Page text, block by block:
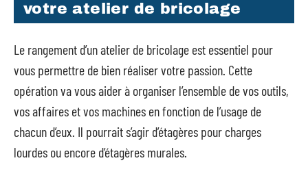
votre atelier de bricolage
Le rangement d’un atelier de bricolage est essentiel pour
vous permettre de bien réaliser votre passion. Cette
opération va vous aider à organiser l’ensemble de vos outils,
vos affaires et vos machines en fonction de l’usage de
chacun d’eux. Il pourrait s’agir d’étagères pour charges
lourdes ou encore d’étagères murales.